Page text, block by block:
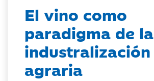
El vino como
paradigma de la
industralización
agraria